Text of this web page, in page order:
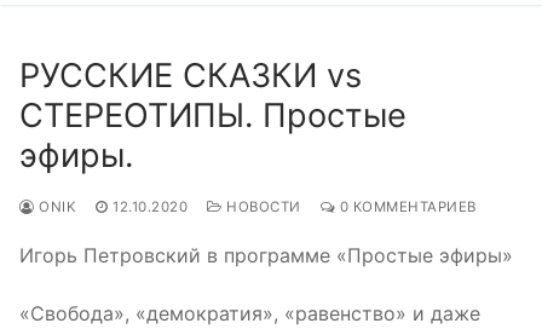
РУССКИЕ СКАЗКИ vs
СТЕРЕОТИПЫ. Простые
эфиры.
ONIK 12.10.2020 НОВОСТИ 0 КОММЕНТАРИЕВ
Игорь Петровский в программе «Простые эфиры»
«Свобода», «демократия», «равенство» и даже